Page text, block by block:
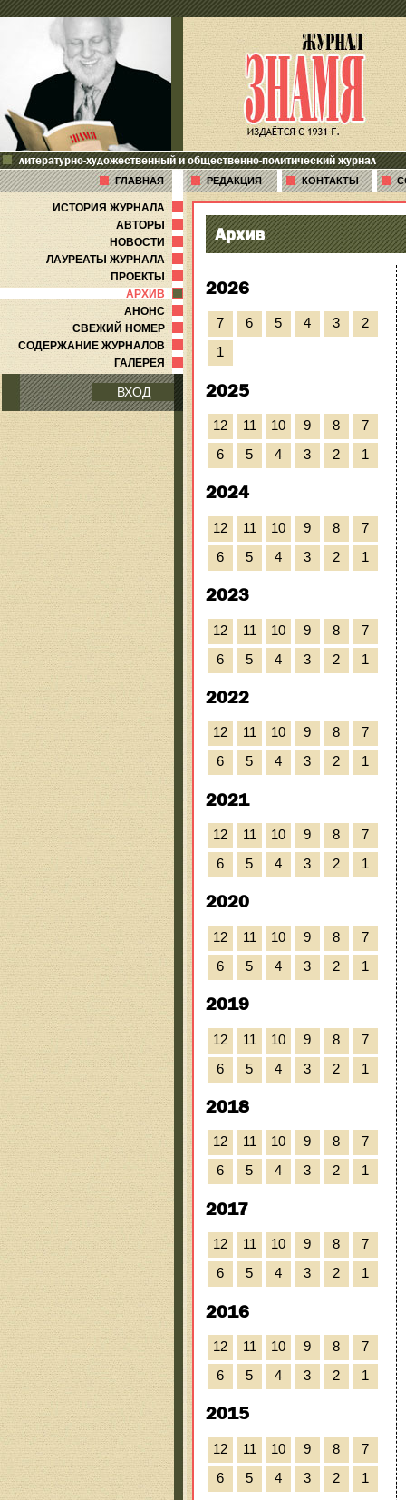
литературно-художественный и общественно-политический журнал
ГЛАВНАЯ РЕДАКЦИЯ КОНТАКТЫ
ИСТОРИЯ ЖУРНАЛА
АВТОРЫ
НОВОСТИ
ЛАУРЕАТЫ ЖУРНАЛА
ПРОЕКТЫ
АРХИВ
АНОНС
СВЕЖИЙ НОМЕР
СОДЕРЖАНИЕ ЖУРНАЛОВ
ГАЛЕРЕЯ
ВХОД
Архив
2026
7 6 5 4 3
2
1
2025
12 11 10 9 8
7
6
5 4 3 2 1
2024
12 11 10 9 8
7
6
5 4 3 2 1
2023
12 11 10 9 8
7
6
5 4 3 2 1
2022
12 11 10 9 8
7
6
5 4 3 2 1
2021
12 11 10 9 8
7
6
5 4 3 2 1
2020
12 11 10 9 8
7
6
5 4 3 2 1
2019
12 11 10 9 8
7
6
5 4 3 2 1
2018
12 11 10 9 8
7
6
5 4 3 2 1
2017
12 11 10 9 8
7
6
5 4 3 2 1
2016
12 11 10 9 8
7
6
5 4 3 2 1
2015
12 11 10 9 8
7
6
5 4 3 2 1